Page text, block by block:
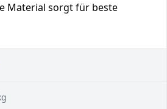
Material sorgt für beste